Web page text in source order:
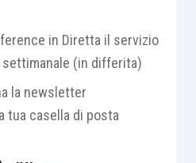
stima di un
al Fondo per rischi e
, secondo le indicazioni
e/o riparazione
di dover sostenere in
in Diretta il servizio
settimanale (in differita)
la newsletter
tua casella di posta